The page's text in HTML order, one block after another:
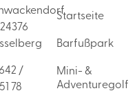
/
78
Startseite
Barfußpark
Mini- &
Adventuregolf